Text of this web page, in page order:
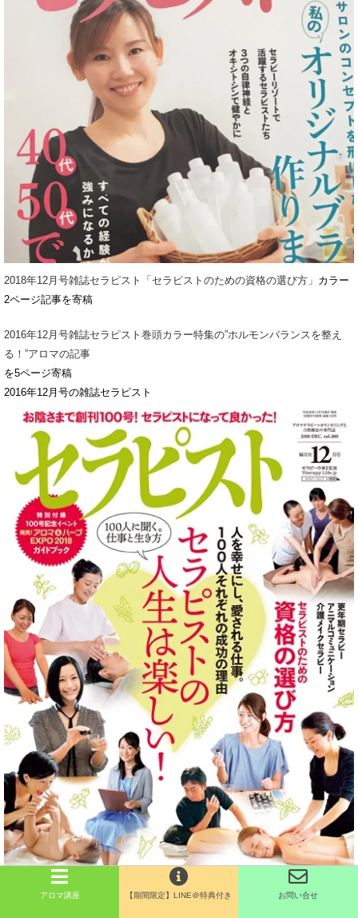
2018年12月号雑誌セラピスト「セラピストのための資格の選び方」 カラー
2ページ記事を寄稿
2016年12月号雑誌セラピスト巻頭カラー特集の”ホルモンバランスを整え
る！”アロマの記事
を5ページ寄稿
2016年12月号の雑誌セラピスト
2012年2月美容専門誌(専門誌に取材)地域で活躍するスクール
アロマ講座 【期間限定】LINE＠特典付き お問い合せ